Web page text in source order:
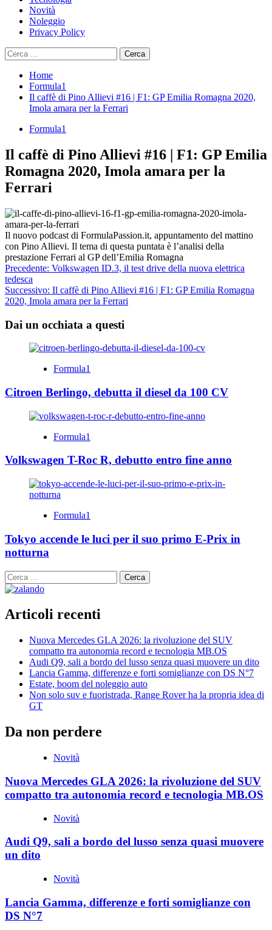
Novità
Noleggio
Privacy Policy
Ricerca
per:
Home
Formula1
Il caffè di Pino Allievi #16 | F1: GP Emilia Romagna 2020,
Imola amara per la Ferrari
Formula1
Il caffè di Pino Allievi #16 | F1: GP Emilia
Romagna 2020, Imola amara per la
Ferrari
Il nuovo podcast di FormulaPassion.it, appuntamento del mattino
con Pino Allievi. Il tema di questa puntata è l’analisi della
prestazione Ferrari al GP dell’Emilia Romagna
Navigazione
articolo
Precedente: Volkswagen ID.3, il test drive della nuova elettrica
tedesca
Successivo: Il caffè di Pino Allievi #16 | F1: GP Emilia Romagna
2020, Imola amara per la Ferrari
Dai un occhiata a questi
Formula1
Citroen Berlingo, debutta il diesel da 100 CV
Formula1
Volkswagen T-Roc R, debutto entro fine anno
Formula1
Tokyo accende le luci per il suo primo E-Prix in
notturna
Ricerca
per:
Articoli recenti
Nuova Mercedes GLA 2026: la rivoluzione del SUV
compatto tra autonomia record e tecnologia MB.OS
Audi Q9, sali a bordo del lusso senza quasi muovere un dito
Lancia Gamma, differenze e forti somiglianze con DS N°7
Estate, boom del noleggio auto
Non solo suv e fuoristrada, Range Rover ha la propria idea di
GT
Da non perdere
Novità
Nuova Mercedes GLA 2026: la rivoluzione del SUV
compatto tra autonomia record e tecnologia MB.OS
Novità
Audi Q9, sali a bordo del lusso senza quasi muovere
un dito
Novità
Lancia Gamma, differenze e forti somiglianze con
DS N°7